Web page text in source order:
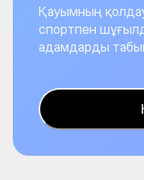
Қауымның
спортпен
адамдарды